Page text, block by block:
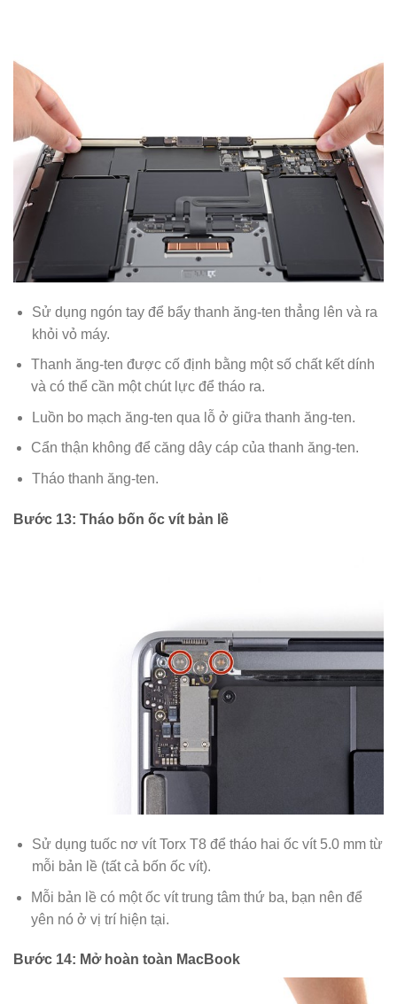
Sử dụng ngón tay để bẩy thanh ăng-ten thẳng lên và ra
khỏi vỏ máy.
Thanh ăng-ten được cố định bằng một số chất kết dính
và có thể cần một chút lực để tháo ra.
Luồn bo mạch ăng-ten qua lỗ ở giữa thanh ăng-ten.
Cẩn thận không để căng dây cáp của thanh ăng-ten.
Tháo thanh ăng-ten.
Bước 13: Tháo bốn ốc vít bản lề
Sử dụng tuốc nơ vít Torx T8 để tháo hai ốc vít 5.0 mm từ
mỗi bản lề (tất cả bốn ốc vít).
Mỗi bản lề có một ốc vít trung tâm thứ ba, bạn nên để
yên nó ở vị trí hiện tại.
Bước 14: Mở hoàn toàn MacBook